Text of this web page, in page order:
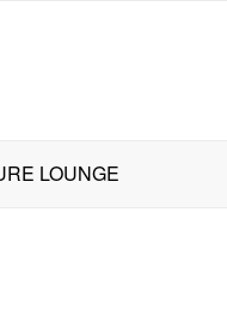
LOUNGE